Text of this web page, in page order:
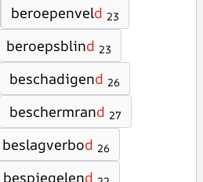
beroepenveld 23
beroepsblind 23
beschadigend 26
beschermrand 27
beslagverbod 26
bespiegelend